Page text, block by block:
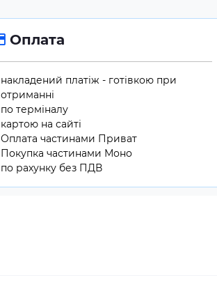
Оплата
накладений платіж - готівкою при
отриманні
по терміналу
картою на сайті
Оплата частинами Приват
Покупка частинами Моно
по рахунку без ПДВ